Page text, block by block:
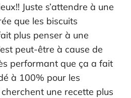
Juste s’attendre à une
que les biscuits
plus penser à une
peut-être à cause de
performant que ça a fait
à 100% pour les
une recette plus